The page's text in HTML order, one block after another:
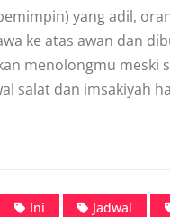
yang adil,
ke atas awan dan
menolongmu meski
salat dan imsakiyah
Ini Jadwal